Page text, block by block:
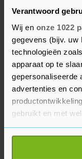
Verantwoord
Wij en onze 1022
gegevens (bijv. uw
technologieën
apparaat op te
gepersonaliseerde
advertenties en
gebruikt en met
Als u het toestaat,
Informatie